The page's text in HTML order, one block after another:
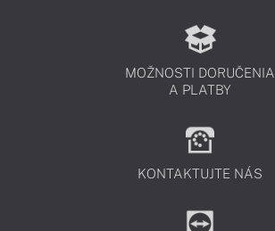
MOŽNOSTI DORUČENIA
A PLATBY
KONTAKTUJTE NÁS